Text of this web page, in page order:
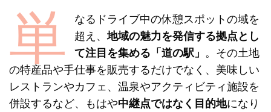
単
なるドライブ中の休憩スポットの域を
超え、地域の魅力を発信する拠点とし
て注目を集める「道の駅」 。その土地
の特産品や手仕事を販売するだけでなく、美味しい
レストランやカフェ、温泉やアクティビティ施設を
併設するなど、もはや中継点ではなく目的地になり